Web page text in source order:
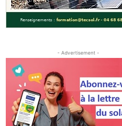
- Advertisement -